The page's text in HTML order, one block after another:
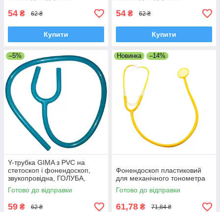
54 ₴ 62 ₴
Купити
54 ₴ 62 ₴
Купити
–5%
Y-трубка GIMA з PVC на
стетоскоп і фонендоскоп,
звукопровідна, ГОЛУБА,
Італія
Готово до відправки
59 ₴ 62 ₴
Новинка –14%
Фонендоскоп пластиковий
для механічного тонометра
Готово до відправки
61,78 ₴ 71,84 ₴